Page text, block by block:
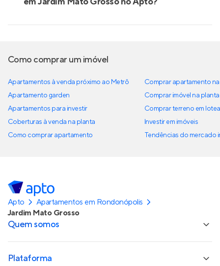
Como comprar um imóvel
Apartamentos à venda próximo ao Metrô
Apartamento garden
Apartamentos para investir
Coberturas à venda na planta
Como comprar apartamento
Comprar apartamento
Comprar imóvel na planta
Comprar terreno em
Investir em imóveis
Tendências do mercado
Apto
Apartamentos em Rondonópolis
Jardim Mato Grosso
Quem somos
Plataforma